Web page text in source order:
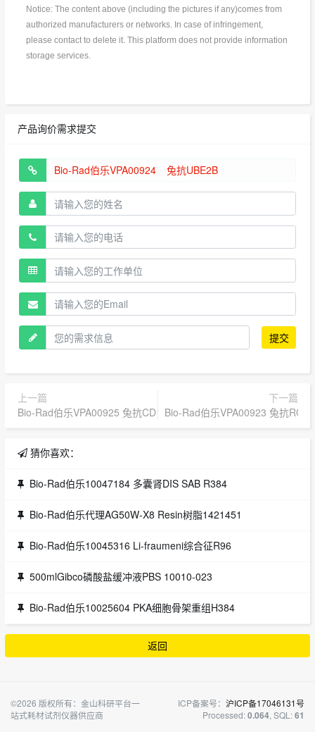
Notice: The content above (including the pictures if any)comes from
authorized manufacturers or networks. In case of infringement,
please contact to delete it. This platform does not provide information
storage services.
产品询价需求提交
提交
上一篇
Bio-Rad伯乐VPA00925 兔抗CD172a
下一篇
Bio-Rad伯乐VPA00923 兔抗
猜你喜欢：
Bio-Rad伯乐10047184 多囊肾DIS SAB R384
Bio-Rad伯乐代理AG50W-X8 Resin树脂1421451
Bio-Rad伯乐10045316 Li-fraumeni综合征R96
500mlGibco磷酸盐缓冲液PBS 10010-023
Bio-Rad伯乐10025604 PKA细胞骨架重组H384
返回
©2026 版权所有：金山科研平台一
站式耗材试剂仪器供应商
ICP备案号： 沪ICP备17046131号
Processed:0.064, SQL:61